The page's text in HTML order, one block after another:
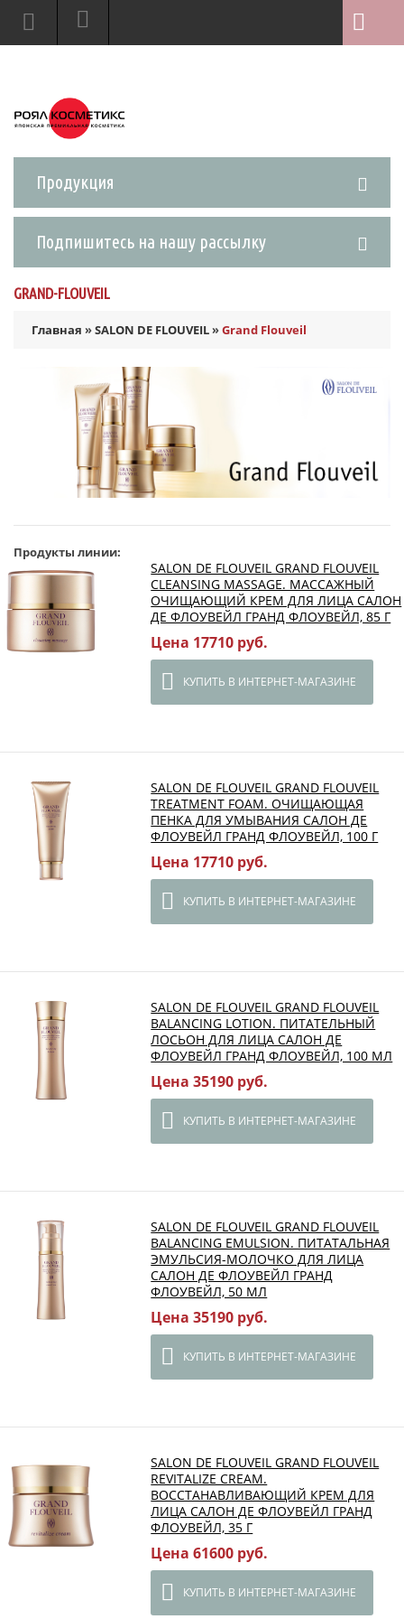
Продукция
Подпишитесь на нашу рассылку
GRAND-FLOUVEIL
Главная »SALON DE FLOUVEIL»Grand Flouveil
Продукты линии:
SALON DE FLOUVEIL GRAND FLOUVEIL
CLEANSING MASSAGE. МАССАЖНЫЙ
ОЧИЩАЮЩИЙ КРЕМ ДЛЯ ЛИЦА САЛОН
ДЕ ФЛОУВЕЙЛ ГРАНД ФЛОУВЕЙЛ, 85 Г
Цена 17710 руб.
КУПИТЬ В ИНТЕРНЕТ-МАГАЗИНЕ
SALON DE FLOUVEIL GRAND FLOUVEIL
TREATMENT FOAM. ОЧИЩАЮЩАЯ
ПЕНКА ДЛЯ УМЫВАНИЯ САЛОН ДЕ
ФЛОУВЕЙЛ ГРАНД ФЛОУВЕЙЛ, 100 Г
Цена 17710 руб.
КУПИТЬ В ИНТЕРНЕТ-МАГАЗИНЕ
SALON DE FLOUVEIL GRAND FLOUVEIL
BALANCING LOTION. ПИТАТЕЛЬНЫЙ
ЛОСЬОН ДЛЯ ЛИЦА САЛОН ДЕ
ФЛОУВЕЙЛ ГРАНД ФЛОУВЕЙЛ, 100 МЛ
Цена 35190 руб.
КУПИТЬ В ИНТЕРНЕТ-МАГАЗИНЕ
SALON DE FLOUVEIL GRAND FLOUVEIL
BALANCING EMULSION. ПИТАТАЛЬНАЯ
ЭМУЛЬСИЯ-МОЛОЧКО ДЛЯ ЛИЦА
САЛОН ДЕ ФЛОУВЕЙЛ ГРАНД
ФЛОУВЕЙЛ, 50 МЛ
Цена 35190 руб.
КУПИТЬ В ИНТЕРНЕТ-МАГАЗИНЕ
SALON DE FLOUVEIL GRAND FLOUVEIL
REVITALIZE CREAM.
ВОССТАНАВЛИВАЮЩИЙ КРЕМ ДЛЯ
ЛИЦА САЛОН ДЕ ФЛОУВЕЙЛ ГРАНД
ФЛОУВЕЙЛ, 35 Г
Цена 61600 руб.
КУПИТЬ В ИНТЕРНЕТ-МАГАЗИНЕ